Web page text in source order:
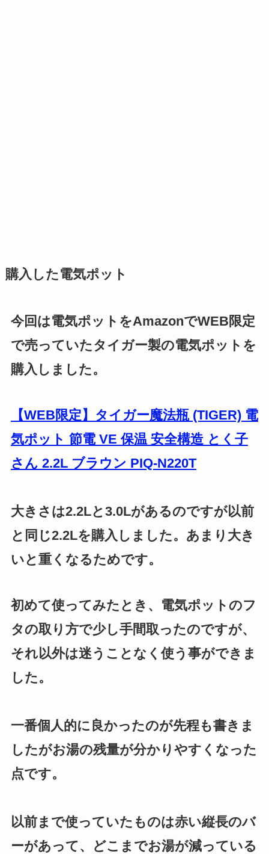
購入した電気ポット
今回は電気ポットをAmazonでWEB限定
で売っていたタイガー製の電気ポットを
購入しました。
【WEB限定】タイガー魔法瓶 (TIGER) 電
気ポット 節電 VE 保温 安全構造 とく子
さん 2.2L ブラウン PIQ-N220T
大きさは2.2Lと3.0Lがあるのですが以前
と同じ2.2Lを購入しました。あまり大き
いと重くなるためです。
初めて使ってみたとき、電気ポットのフ
タの取り方で少し手間取ったのですが、
それ以外は迷うことなく使う事ができま
した。
一番個人的に良かったのが先程も書きま
したがお湯の残量が分かりやすくなった
点です。
以前まで使っていたものは赤い縦長のバ
ーがあって、どこまでお湯が減っている